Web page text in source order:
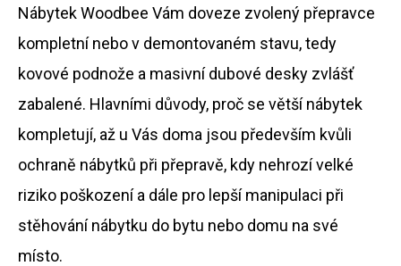
Nábytek Woodbee Vám doveze zvolený přepravce
kompletní nebo v demontovaném stavu, tedy
kovové podnože a masivní dubové desky zvlášť
zabalené. Hlavními důvody, proč se větší nábytek
kompletují, až u Vás doma jsou především kvůli
ochraně nábytků při přepravě, kdy nehrozí velké
riziko poškození a dále pro lepší manipulaci při
stěhování nábytku do bytu nebo domu na své
místo.
t
ř
e
b
u
j
e
t
e
n
a